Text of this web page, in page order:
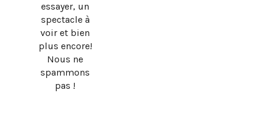
essayer, un
spectacle à
voir et bien
plus encore!
Nous ne
spammons
pas !